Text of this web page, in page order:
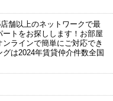
舗以上のネットワークで最
トをお探しします！お部屋
ラインで簡単にご対応でき
は2024年賃貸仲介件数全国